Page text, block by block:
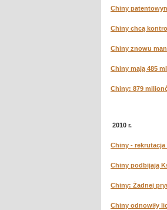
Chiny
Chiny chcą
Chiny znowu
Chiny mają 485
Chiny: 879
2010 r.
Chiny - rekrutacja
Chiny podbijają
Chiny: Żadnej
Chiny odnowiły